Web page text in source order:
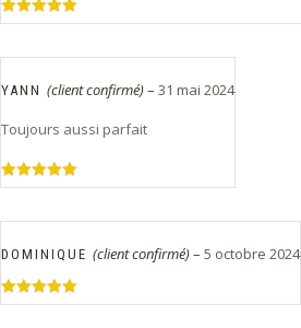
Note5sur
Note5sur
YANN (client confirmé)– 31 mai 2024
Toujours aussi parfait
Note5sur
DOMINIQUE (client confirmé)– 5 octobre 2024